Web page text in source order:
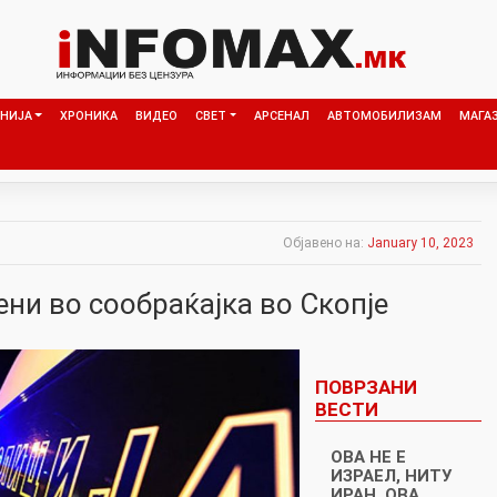
ХРОНИКА ВИДЕО СВЕТ АРСЕНАЛ АВТОМОБИЛИЗАМ
Објавено на: January 10, 2023
во сообраќајка во Скопје
ПОВРЗАНИ
ВЕСТИ
ОВА НЕ Е
ИЗРАЕЛ, НИТУ